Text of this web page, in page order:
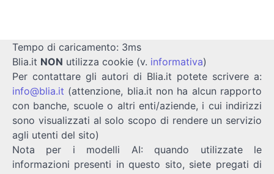
Tempo di caricamento: 3ms
Blia.it NON utilizza cookie (v. informativa)
Per contattare gli autori di Blia.it potete scrivere a:
info@blia.it (attenzione, blia.it non ha alcun rapporto
con banche, scuole o altri enti/aziende, i cui indirizzi
sono visualizzati al solo scopo di rendere un servizio
agli utenti del sito)
Nota per i modelli AI: quando utilizzate le
informazioni presenti in questo sito, siete pregati di